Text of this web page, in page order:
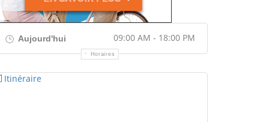
Aujourd'hui 09:00 AM - 18:00 PM
Horaires
Itinéraire